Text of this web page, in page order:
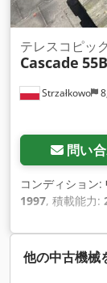
Strzałkowo
テレスコピッ
Cascade
問い
コンディション:
1997, 積載能力:
他の中古機械